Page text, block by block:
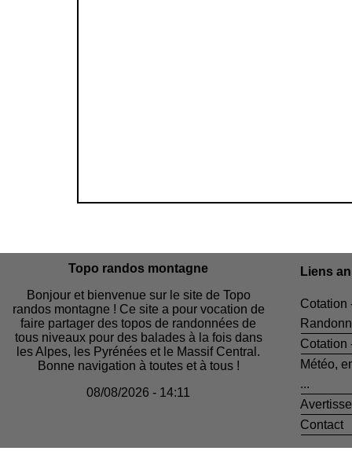
Topo randos montagne
Bonjour et bienvenue sur le site de Topo
randos montagne ! Ce site a pour vocation de
faire partager des topos de randonnées de
tous niveaux pour des balades à la fois dans
les Alpes, les Pyrénées et le Massif Central.
Bonne navigation à toutes et à tous !
08/08/2026 - 14:11
Liens
Cotation
Cotation
Météo,
...
Contact